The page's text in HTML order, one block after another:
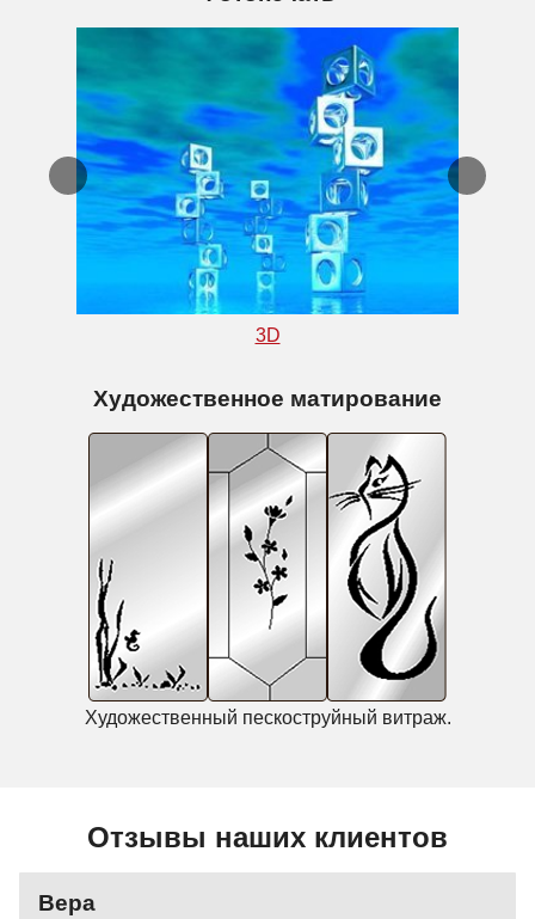
3D
Художественное матирование
Художественный пескоструйный витраж.
Отзывы наших клиентов
Вера